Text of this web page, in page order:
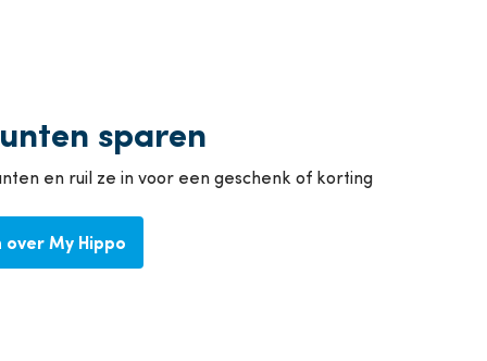
sparen
en ruil ze in voor een geschenk of korting
My Hippo